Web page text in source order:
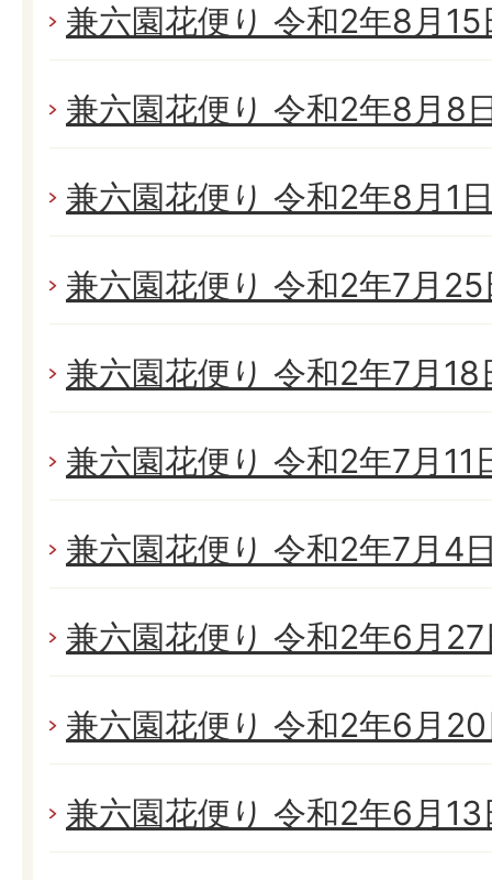
兼六園花便り 令和2年8月
兼六園花便り 令和2年8月8
兼六園花便り 令和2年8月1
兼六園花便り 令和2年7月
兼六園花便り 令和2年7月
兼六園花便り 令和2年7月11
兼六園花便り 令和2年7月4
兼六園花便り 令和2年6月
兼六園花便り 令和2年6月
兼六園花便り 令和2年6月